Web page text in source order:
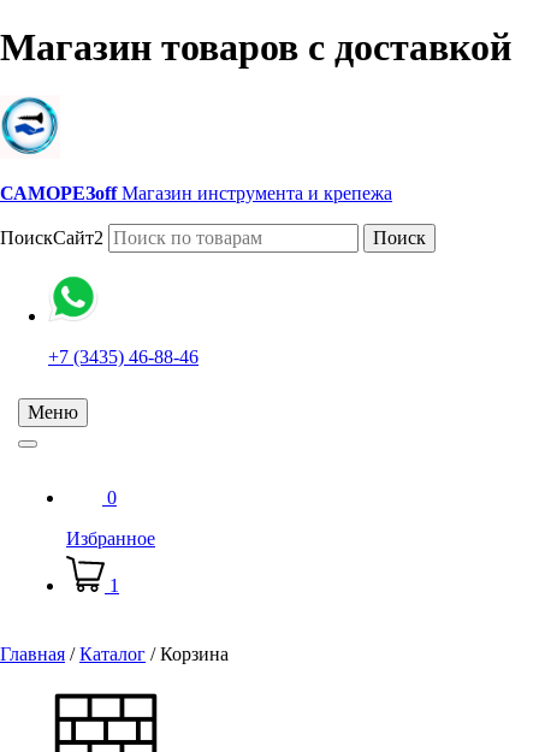
Магазин товаров с доставкой
САМОРЕЗoff Магазин инструмента и крепежа
ПоискСайт2 Поиск
+7 (3435) 46-88-46
Меню
0
Избранное
1
Главная /Каталог /Корзина